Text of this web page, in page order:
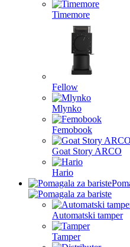
Timemore
Fellow
Mlynko
Femobook
Goat Story ARCO
Hario
Automatski tamper
Tamper